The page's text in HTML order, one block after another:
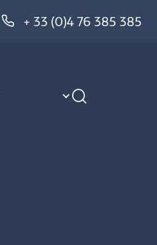
+ 33 (0)4 76 385 385